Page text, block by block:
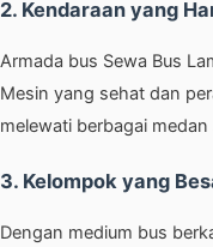
2. Kendaraan yang
Armada bus Sewa Bus
Mesin yang sehat dan
melewati berbagai medan
3. Kelompok yang
Dengan medium bus